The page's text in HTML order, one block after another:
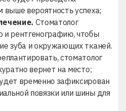
выше вероятность успеха;
Стоматолог
и рентгенографию, чтобы
зуба и окружающих тканей.
стоматолог
вернет на место;
временно зафиксирован
повязки или шины для